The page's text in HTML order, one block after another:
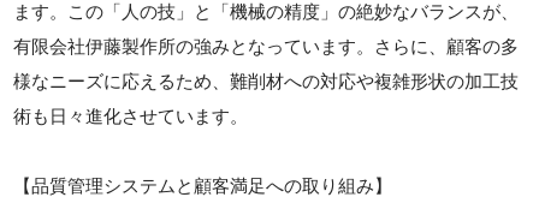
ます。この「人の技」と「機械の精度」の絶妙なバランスが、
有限会社伊藤製作所の強みとなっています。さらに、顧客の多
様なニーズに応えるため、難削材への対応や複雑形状の加工技
術も日々進化させています。
【品質管理システムと顧客満足への取り組み】